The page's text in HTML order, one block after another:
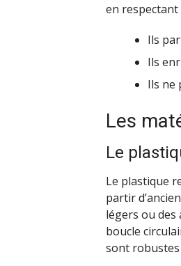
en respectant
Ils
Ils
Ils ne
Les
Le
Le plastique
partir
légers ou des
boucle
sont